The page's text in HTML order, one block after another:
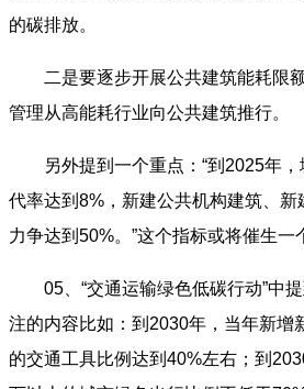
的碳排放。
二是要逐步开展公共建筑能耗限
管理从高能耗行业向公共建筑推行。
另外提到一个重点：“到2025年
代率达到8%，新建公共机构建筑、
力争达到50%。”这个指标或将催生一
05、“交通运输绿色低碳行动”中
注的内容比如：到2030年，当年新增
的交通工具比例达到40%左右；到